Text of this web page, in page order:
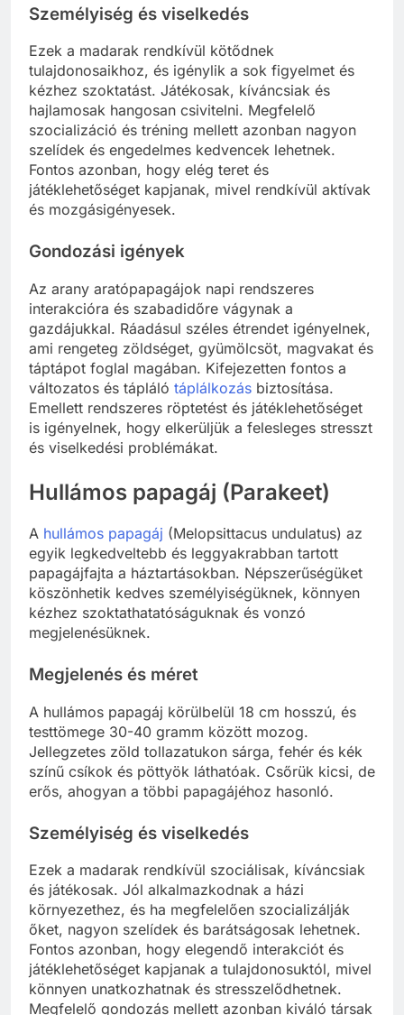
Személyiség és viselkedés
Ezek a madarak rendkívül kötődnek
tulajdonosaikhoz, és igénylik a sok figyelmet és
kézhez szoktatást. Játékosak, kíváncsiak és
hajlamosak hangosan csivitelni. Megfelelő
szocializáció és tréning mellett azonban nagyon
szelídek és engedelmes kedvencek lehetnek.
Fontos azonban, hogy elég teret és
játéklehetőséget kapjanak, mivel rendkívül aktívak
és mozgásigényesek.
Gondozási igények
Az arany aratópapagájok napi rendszeres
interakcióra és szabadidőre vágynak a
gazdájukkal. Ráadásul széles étrendet igényelnek,
ami rengeteg zöldséget, gyümölcsöt, magvakat és
táptápot foglal magában. Kifejezetten fontos a
változatos és tápláló táplálkozás biztosítása.
Emellett rendszeres röptetést és játéklehetőséget
is igényelnek, hogy elkerüljük a felesleges stresszt
és viselkedési problémákat.
Hullámos papagáj (Parakeet)
A hullámos papagáj (Melopsittacus undulatus) az
egyik legkedveltebb és leggyakrabban tartott
papagájfajta a háztartásokban. Népszerűségüket
köszönhetik kedves személyiségüknek, könnyen
kézhez szoktathatatóságuknak és vonzó
megjelenésüknek.
Megjelenés és méret
A hullámos papagáj körülbelül 18 cm hosszú, és
testtömege 30-40 gramm között mozog.
Jellegzetes zöld tollazatukon sárga, fehér és kék
színű csíkok és pöttyök láthatóak. Csőrük kicsi, de
erős, ahogyan a többi papagájéhoz hasonló.
Személyiség és viselkedés
Ezek a madarak rendkívül szociálisak, kíváncsiak
és játékosak. Jól alkalmazkodnak a házi
környezethez, és ha megfelelően szocializálják
őket, nagyon szelídek és barátságosak lehetnek.
Fontos azonban, hogy elegendő interakciót és
játéklehetőséget kapjanak a tulajdonosuktól, mivel
könnyen unatkozhatnak és stresszelődhetnek.
Megfelelő gondozás mellett azonban kiváló társak